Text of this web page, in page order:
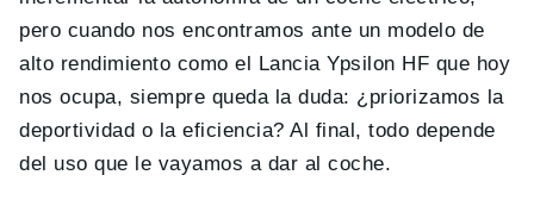
pero cuando nos encontramos ante un modelo de
alto rendimiento como el Lancia Ypsilon HF que hoy
nos ocupa, siempre queda la duda: ¿priorizamos la
deportividad o la eficiencia? Al final, todo depende
del uso que le vayamos a dar al coche.